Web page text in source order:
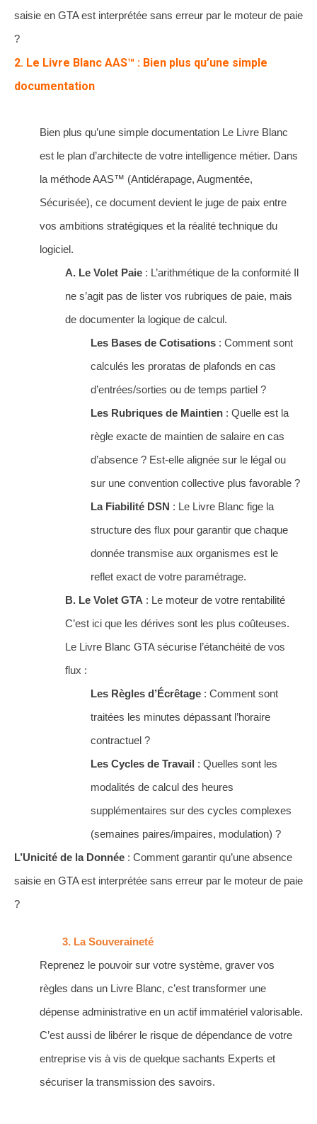
saisie en GTA est interprétée sans erreur par le moteur de paie
?
2. Le Livre Blanc AAS™ : Bien plus qu’une simple
documentation
Bien plus qu’une simple documentation Le Livre Blanc
est le plan d’architecte de votre intelligence métier. Dans
la méthode AAS™ (Antidérapage, Augmentée,
Sécurisée), ce document devient le juge de paix entre
vos ambitions stratégiques et la réalité technique du
logiciel.
A. Le Volet Paie : L’arithmétique de la conformité Il
ne s’agit pas de lister vos rubriques de paie, mais
de documenter la logique de calcul.
Les Bases de Cotisations : Comment sont
calculés les proratas de plafonds en cas
d’entrées/sorties ou de temps partiel ?
Les Rubriques de Maintien : Quelle est la
règle exacte de maintien de salaire en cas
d’absence ? Est-elle alignée sur le légal ou
sur une convention collective plus favorable ?
La Fiabilité DSN : Le Livre Blanc fige la
structure des flux pour garantir que chaque
donnée transmise aux organismes est le
reflet exact de votre paramétrage.
B. Le Volet GTA : Le moteur de votre rentabilité
C’est ici que les dérives sont les plus coûteuses.
Le Livre Blanc GTA sécurise l’étanchéité de vos
flux :
Les Règles d’Écrêtage : Comment sont
traitées les minutes dépassant l’horaire
contractuel ?
Les Cycles de Travail : Quelles sont les
modalités de calcul des heures
supplémentaires sur des cycles complexes
(semaines paires/impaires, modulation) ?
L’Unicité de la Donnée : Comment garantir qu’une absence
saisie en GTA est interprétée sans erreur par le moteur de paie
?
La Souveraineté
Reprenez le pouvoir sur votre système, graver vos
règles dans un Livre Blanc, c’est transformer une
dépense administrative en un actif immatériel valorisable.
C’est aussi de libérer le risque de dépendance de votre
entreprise vis à vis de quelque sachants Experts et
sécuriser la transmission des savoirs.